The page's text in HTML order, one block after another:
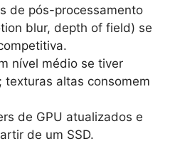
de pós-processamento
blur, depth of field) se
nível médio se tiver
texturas altas consomem
de GPU atualizados e
de um SSD.